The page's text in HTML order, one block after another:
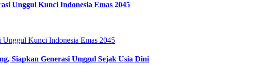
Unggul Kunci Indonesia Emas 2045
Siapkan Generasi Unggul Sejak Usia Dini